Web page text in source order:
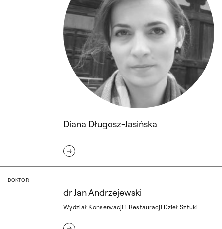
Diana Długosz-Jasińska
dr Jan Andrzejewski
DOKTOR
dr Jan Andrzejewski
Wydział Konserwacji i Restauracji Dzieł Sztuki